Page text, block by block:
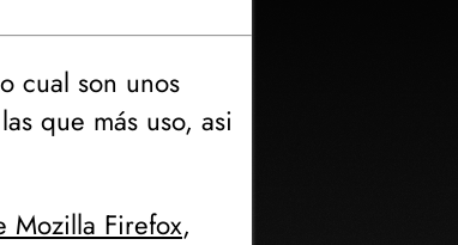
cual son unos
que más uso, asi
Mozilla Firefox,